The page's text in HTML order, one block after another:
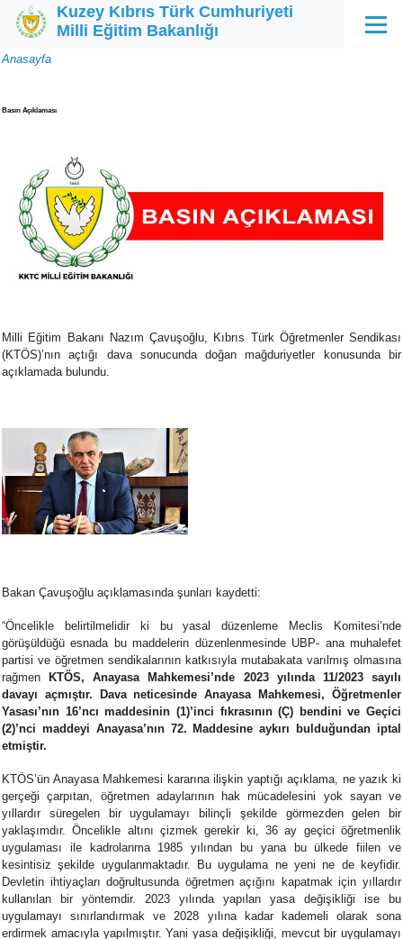
Ana içeriğe atla
Kuzey Kıbrıs Türk Cumhuriyeti
Milli Eğitim Bakanlığı
Menü
Sayfa
Anasayfa
Basın Açıklaması
Milli Eğitim Bakanı Nazım Çavuşoğlu, Kıbrıs Türk Öğretmenler Sendikası
(KTÖS)’nın açtığı dava sonucunda doğan mağduriyetler konusunda bir
açıklamada bulundu.
Bakan Çavuşoğlu açıklamasında şunları kaydetti:
“Öncelikle belirtilmelidir ki bu yasal düzenleme Meclis Komitesi’nde
görüşüldüğü esnada bu maddelerin düzenlenmesinde UBP- ana muhalefet
partisi ve öğretmen sendikalarının katkısıyla mutabakata varılmış olmasına
rağmen
KTÖS, Anayasa Mahkemesi’nde 2023 yılında 11/2023 sayılı
davayı açmıştır. Dava neticesinde Anayasa Mahkemesi, Öğretmenler
Yasası’nın 16’ncı maddesinin (1)’inci fıkrasının (Ç) bendini ve Geçici
(2)’nci maddeyi Anayasa’nın 72. Maddesine aykırı bulduğundan iptal
etmiştir.
KTÖS’ün Anayasa Mahkemesi kararına ilişkin yaptığı açıklama, ne yazık ki
gerçeği çarpıtan, öğretmen adaylarının hak mücadelesini yok sayan ve
yıllardır süregelen bir uygulamayı bilinçli şekilde görmezden gelen bir
yaklaşımdır. Öncelikle altını çizmek gerekir ki, 36 ay geçici öğretmenlik
uygulaması ile kadrolanma 1985 yılından bu yana bu ülkede fiilen ve
kesintisiz şekilde uygulanmaktadır. Bu uygulama ne yeni ne de keyfidir.
Devletin ihtiyaçları doğrultusunda öğretmen açığını kapatmak için yıllardır
kullanılan bir yöntemdir. 2023 yılında yapılan yasa değişikliği ise bu
uygulamayı sınırlandırmak ve 2028 yılına kadar kademeli olarak sona
erdirmek amacıyla yapılmıştır. Yani yasa değişikliği, mevcut bir uygulamayı